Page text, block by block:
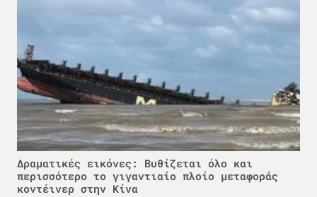
Δραματικές εικόνες: Βυθίζεται όλο και
περισσότερο το γιγαντιαίο πλοίο μεταφοράς
κοντέινερ στην Κίνα